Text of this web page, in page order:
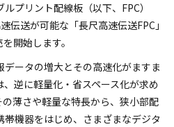
プリント配線板（以下、FPC）
伝送が可能な「長尺高速伝送FPC」
開始します。
ータの増大とその高速化がますま
逆に軽量化・省スペース化が求め
薄さや軽量な特長から、狭小部配
機器をはじめ、さまざまなデジタ